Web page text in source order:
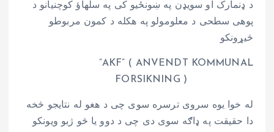
د ډنمارک او سویډن په ښونځیو کی په سلهاؤ کوچنیانو د
پوهی سطحی د معلومولو په هکله د کمون مربوطو
څیړونکو
”AKF” ( ANVENDT KOMMUNAL
FORSIKNING )
له خوا یوه سروی ترسره سوی چی د هغو له نتایجو څخه
دا حقیقت په ډاګه سوی دی چی د دوو یا څو ژبو ویونکو